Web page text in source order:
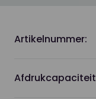
Artikelnummer:
Afdrukcapaciteit